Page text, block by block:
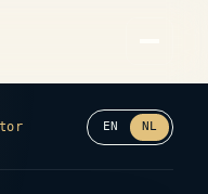
EN NL